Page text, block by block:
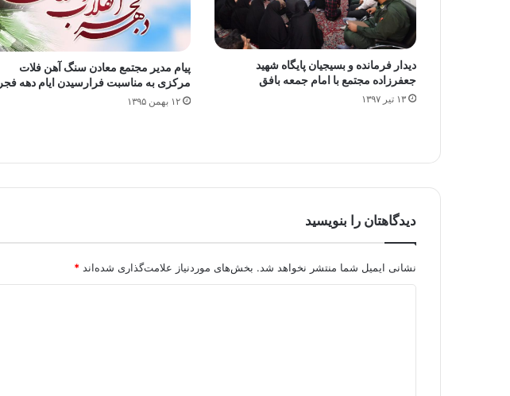
دیدار فرمانده و بسیجیان پایگاه شهید
جعفرزاده مجتمع با امام جمعه بافق
۱۳ تیر ۱۳۹۷
پیام مدیر مجتمع معادن سنگ آهن فلات
مرکزی به مناسبت فرارسیدن ایام دهه فجر
۱۲ بهمن ۱۳۹۵
دیدگاهتان را بنویسید
نشانی ایمیل شما منتشر نخواهد شد. بخش‌های موردنیاز علامت‌گذاری شده‌اند *